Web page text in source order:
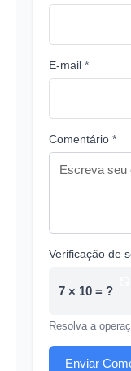
E-mail *
Comentário *
Verificação de
7 × 10 = ?
Resolva a
Enviar